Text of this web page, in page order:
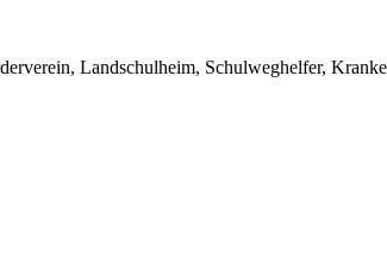
Landschulheim, Schulweghelfer,